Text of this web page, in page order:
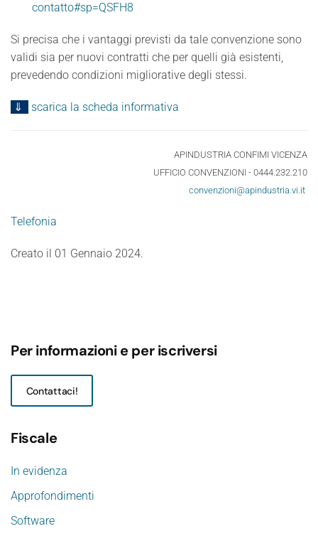
contatto#sp=QSFH8
Si precisa che i vantaggi previsti da tale convenzione sono
validi sia per nuovi contratti che per quelli già esistenti,
prevedendo condizioni migliorative degli stessi.
⇓ scarica la scheda informativa
APINDUSTRIA CONFIMI VICENZA
UFFICIO CONVENZIONI - 0444.232.210
convenzioni@apindustria.vi.it
Telefonia
Creato il 01 Gennaio 2024.
Per informazioni e per iscriversi
Contattaci!
Fiscale
In evidenza
Approfondimenti
Software